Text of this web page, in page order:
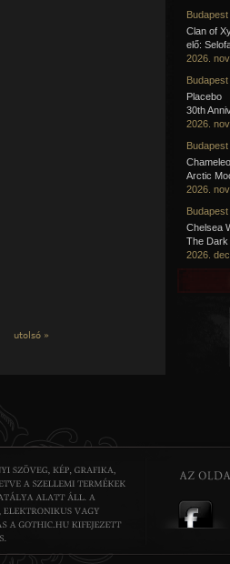
utolsó »
Clan of
elő:
2026.
Placebo
30th
2026.
Arctic
2026.
Chelsea
The Dark
2026.